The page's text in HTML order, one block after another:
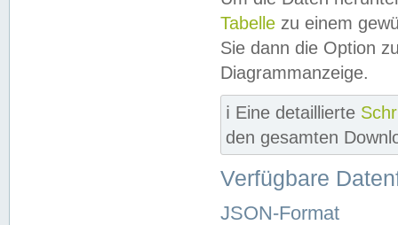
Tabelle zu einem
Sie dann die Option
Diagrammanzeige.
ℹ️ Eine detaillierte
den gesamten
Verfügbare
JSON-Format